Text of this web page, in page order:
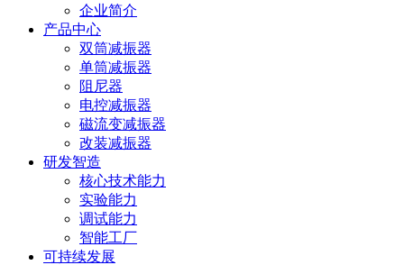
企业简介
产品中心
双筒减振器
单筒减振器
阻尼器
电控减振器
磁流变减振器
改装减振器
研发智造
核心技术能力
实验能力
调试能力
智能工厂
可持续发展